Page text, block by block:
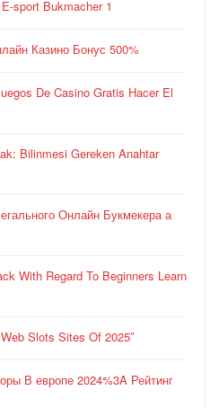
sport Bukmacher 1
Казино Бонус 500%
De Casino Gratis Hacer El
Bilinmesi Gereken Anahtar
Онлайн Букмекера а
With Regard To Beginners Learn
Slots Sites Of 2025″
В европе 2024%3A Рейтинг